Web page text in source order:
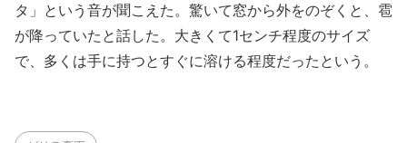
タ」という音が聞こえた。驚いて窓から外をのぞくと、雹
が降っていたと話した。大きくて1センチ程度のサイズ
で、多くは手に持つとすぐに溶ける程度だったという。